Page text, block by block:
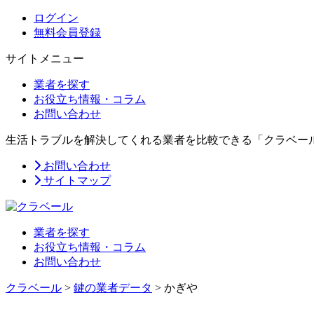
ログイン
無料会員登録
サイトメニュー
業者を探す
お役立ち情報・コラム
お問い合わせ
生活トラブルを解決してくれる業者を比較できる「クラベー
お問い合わせ
サイトマップ
業者を探す
お役立ち情報・コラム
お問い合わせ
クラベール > 鍵の業者データ > かぎや